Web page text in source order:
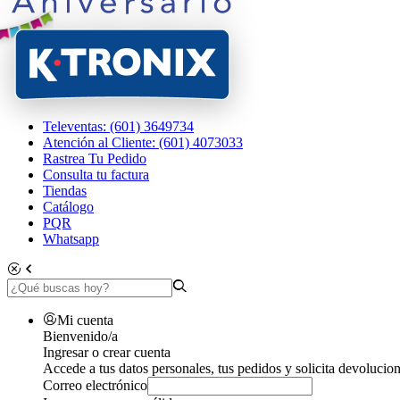
Televentas: (601) 3649734
Atención al Cliente: (601) 4073033
Rastrea Tu Pedido
Consulta tu factura
Tiendas
Catálogo
PQR
Whatsapp
Mi cuenta
Bienvenido/a
Ingresar o crear cuenta
Accede a tus datos personales, tus pedidos y solicita
Correo electrónico